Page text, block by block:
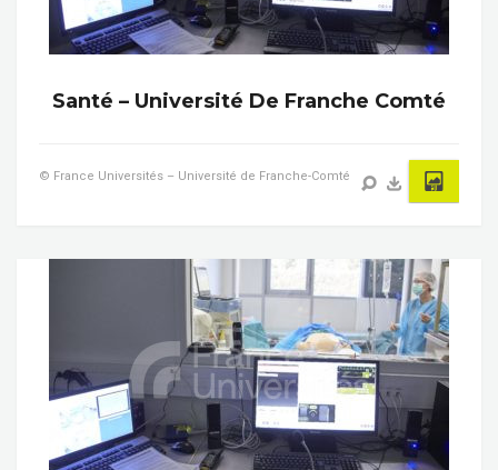
Santé – Université De Franche Comté
© France Universités – Université de Franche-Comté